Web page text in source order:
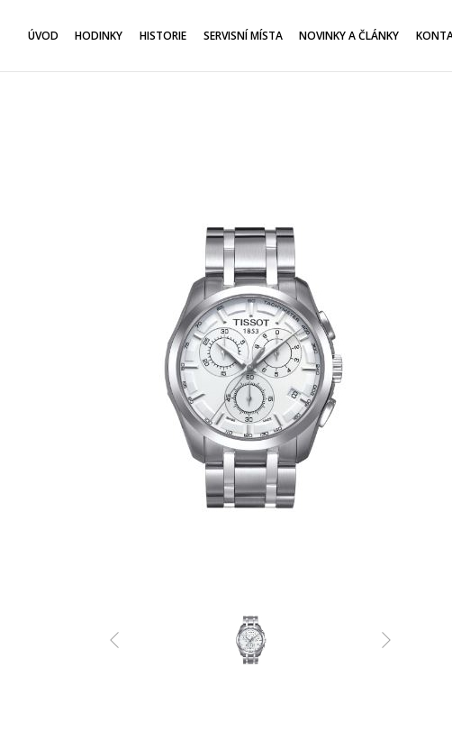
ÚVOD HODINKY HISTORIE SERVISNÍ MÍSTA NOVINKY A ČLÁNKY